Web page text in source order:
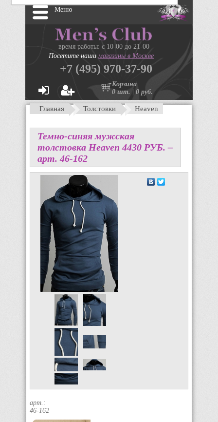
Меню
время работы: с 10-00 до 21-00
Посетите нашимагазины в Москве
+7 (495) 970-37-90
Корзина
0 шт. | 0 руб.
Главная Толстовки Heaven
Темно-синяя мужская
толстовка Heaven4430 PУБ. –
арт. 46-162
арт.:
46-162